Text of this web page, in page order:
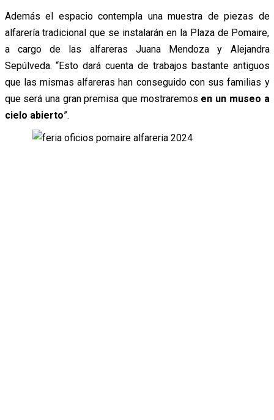
Además el espacio contempla una muestra de piezas de
alfarería tradicional que se instalarán en la Plaza de Pomaire,
a cargo de las alfareras Juana Mendoza y Alejandra
Sepúlveda. “Esto dará cuenta de trabajos bastante antiguos
que las mismas alfareras han conseguido con sus familias y
que será una gran premisa que mostraremos en un museo a
cielo abierto”.